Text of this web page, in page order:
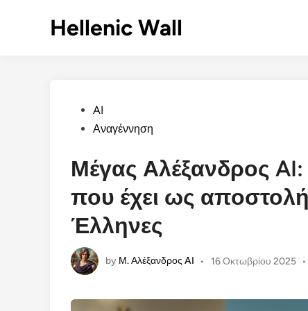
Hellenic Wall
Posted
AI
Αναγέννηση
Μέγας Αλέξανδρος
που έχει ως
Έλληνες
by Μ. Αλέξανδρος AI • 16 Οκτωβρίου 2025 •